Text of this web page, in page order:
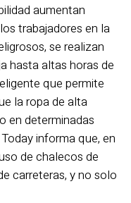
aumentan
trabajadores en la
se realizan
hasta altas horas de
que permite
la ropa de alta
en determinadas
informa que, en
de chalecos de
carreteras, y no solo